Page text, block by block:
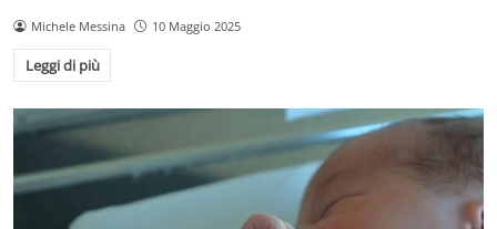
Michele Messina 10 Maggio 2025
Leggi di più